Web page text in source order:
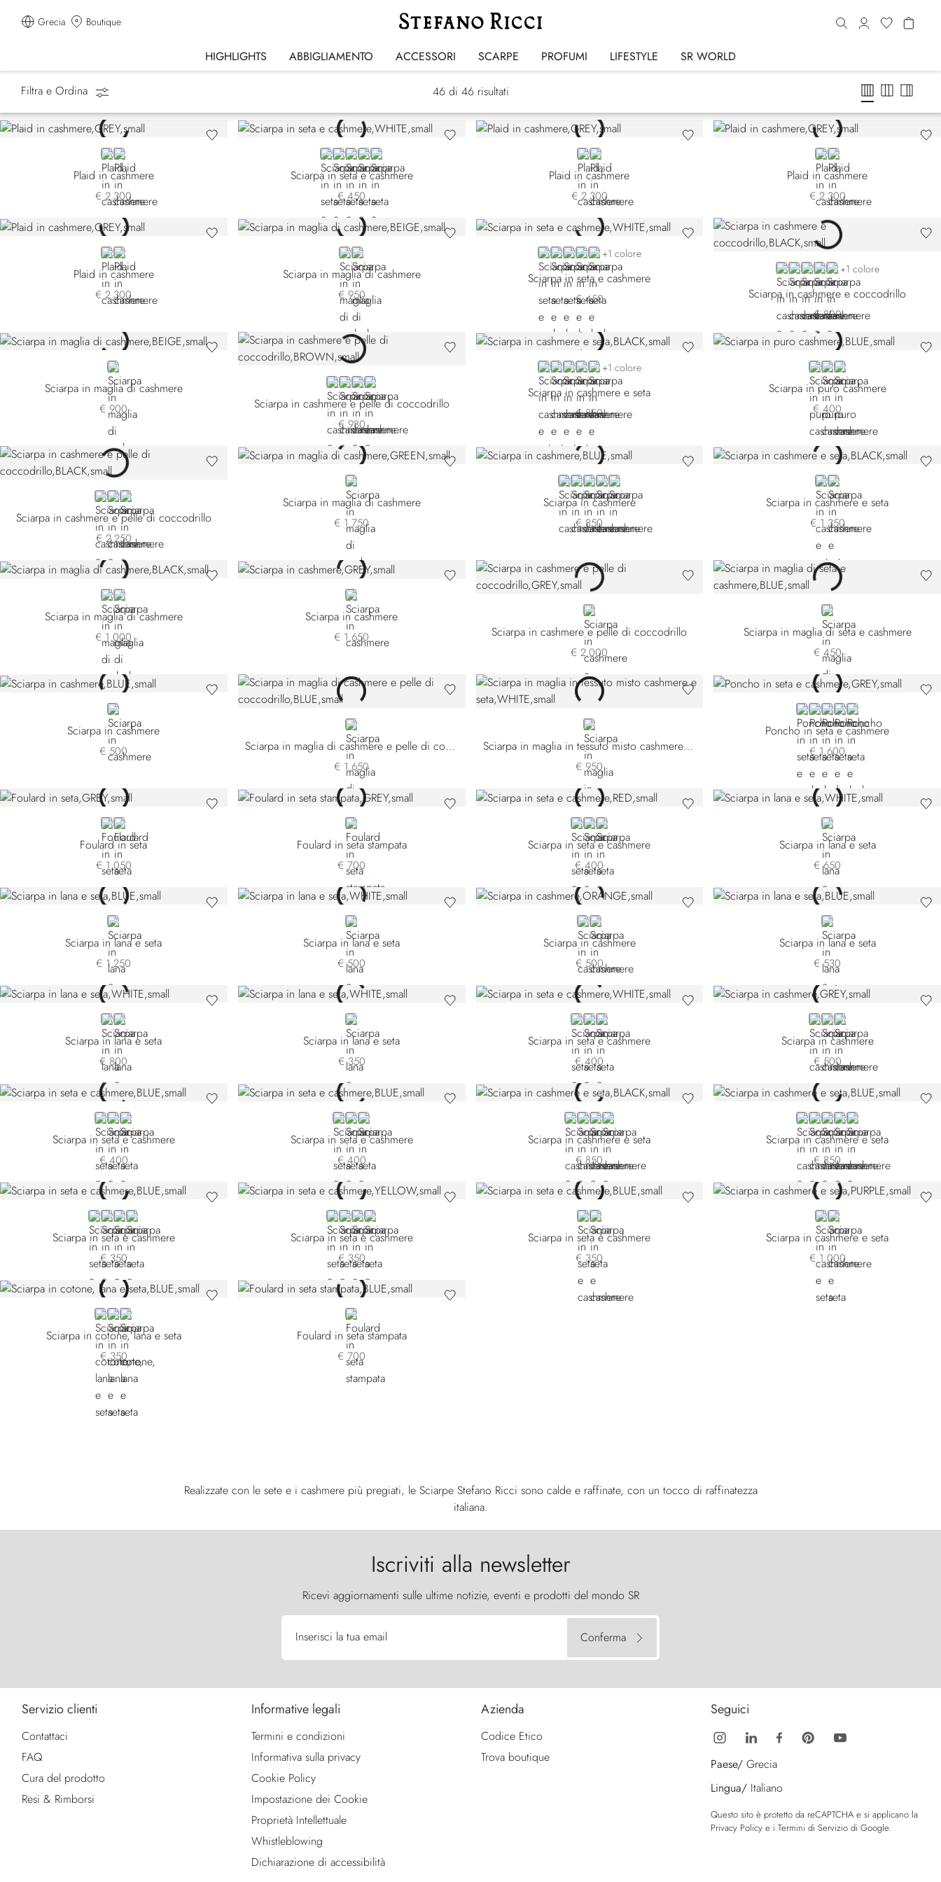
Grecia Boutique
HIGHLIGHTS ABBIGLIAMENTO ACCESSORI SCARPE PROFUMI LIFESTYLE SR WORLD
Homepage Accessori
Sciarpe
Filtra e Ordina 46 di 46 risultati
GREYGREEN
Plaid in cashmere
€ 2.300
WHITE
BLACK
BLUE 7442-5149
BLUE 7442-5328
BLUE 7442-5400
Sciarpa in seta e cashmere
€ 450
GREYBROWN
Plaid in cashmere
€ 2.300
GREY
BEIGE
Plaid in cashmere
€ 2.300
GREYBEIGE
Plaid in cashmere
€ 2.300
BEIGEGREEN
Sciarpa in maglia di cashmere
€ 950
WHITE
BLACK
BLUE 7442-5149
BLUE 7442-5328
BLUE 7442-5400
+1 colore
Sciarpa in seta e cashmere
€ 450
BLACK 6853-131
GREY 6853-5109
BLACK 6853-5131
BEIGE 6853-5217
BROWN
+1 colore
Sciarpa in cashmere e coccodrillo
€ 800
BEIGE
Sciarpa in maglia di cashmere
€ 900
BROWN 6853-3328
BEIGE
BROWN 6853-5247
RED
Sciarpa in cashmere e pelle di coccodrillo
€ 980
BLACK
BLUE L51149-5147
BLUE L51149-5159
BLUE L51149-5189
GREEN
+1 colore
Sciarpa in cashmere e seta
€ 850
BLUEBLACKWHITE
Sciarpa in puro cashmere
€ 400
BLACK
GREYGREEN
Sciarpa in cashmere e pelle di coccodrillo
€ 2.250
GREEN
Sciarpa in maglia di cashmere
€ 1.750
BLUE L51170-159
BLUE L51170-189
YELLOW
VIOLETGREEN
Sciarpa in cashmere
€ 850
BLACK
BEIGE
Sciarpa in cashmere e seta
€ 1.350
BLACK F22452-3131
BLACK F22452-4131
Sciarpa in maglia di cashmere
€ 1.000
GREY
Sciarpa in cashmere
€ 1.650
GREY
Sciarpa in cashmere e pelle di coccodrillo
€ 2.000
BLUE
Sciarpa in maglia di seta e cashmere
€ 450
BLUE
Sciarpa in cashmere
€ 500
BLUE
Sciarpa in maglia di cashmere e pelle di coccodrillo
€ 1.650
WHITE
Sciarpa in maglia in tessuto misto cashmere e seta
€ 950
GREYBLACK
GREEN 14249-3166
BEIGEGREEN 14249-3333
Poncho in seta e cashmere
€ 1.600
GREYRED 45301V-004
Foulard in seta
€ 1.050
GREY
Foulard in seta stampata
€ 700
REDORANGE
GREEN
Sciarpa in seta e cashmere
€ 400
WHITE
Sciarpa in lana e seta
€ 650
BLUE
Sciarpa in lana e seta
€ 1.250
WHITE
Sciarpa in lana e seta
€ 500
ORANGE
BLUE
Sciarpa in cashmere
€ 500
BLUE
Sciarpa in lana e seta
€ 530
WHITEYELLOW
Sciarpa in lana e seta
€ 800
WHITE
Sciarpa in lana e seta
€ 350
WHITE 7442-4131
WHITE 7442-4189
WHITE 7442-4349
Sciarpa in seta e cashmere
€ 400
GREY
BLUEBEIGE
Sciarpa in cashmere
€ 500
BLUEBEIGEYELLOW
Sciarpa in seta e cashmere
€ 400
BLUE 7442-5149
BEIGEGOLD
Sciarpa in seta e cashmere
€ 400
BLACK L51149-3131
BLUE L51149-4440
BLUE L51149-5159
BLACK L51149-5400
Sciarpa in cashmere e seta
€ 850
BLUE L51149-3159
BLUE L51149-3189
WHITE
BEIGEBLUE L51149-4189
Sciarpa in cashmere e seta
€ 850
BLUE 7442-3156
YELLOW
BLUE 7442-5189
BEIGE
Sciarpa in seta e cashmere
€ 350
YELLOW
BLUE 7442-4340
VIOLETGREEN
Sciarpa in seta e cashmere
€ 350
BLUE 7442-4159
BLUE 7442-4416
Sciarpa in seta e cashmere
€ 350
PURPLE
WHITE
Sciarpa in cashmere e seta
€ 1.000
BLUE 7540-4156
YELLOW 7540-4287
GREEN
Sciarpa in cotone, lana e seta
€ 350
BLUE
Foulard in seta stampata
€ 700
Realizzate con le sete e i cashmere più pregiati, le Sciarpe Stefano Ricci sono calde e raffinate, con un tocco di raffinatezza
italiana.
Iscriviti alla newsletter
Ricevi aggiornamenti sulle ultime notizie, eventi e prodotti del mondo SR
Inserisci la tua email Conferma
Servizio clienti
Contattaci
FAQ
Cura del prodotto
Resi & Rimborsi
Informative legali
Termini e condizioni
Informativa sulla privacy
Cookie Policy
Impostazione dei Cookie
Proprietà Intellettuale
Whistleblowing
Dichiarazione di accessibilità
Azienda
Codice Etico
Trova boutique
Seguici
Paese/ Grecia
Lingua/ Italiano
Questo sito è protetto da reCAPTCHA e si applicano la
Privacy Policy e i Termini di Servizio di Google.